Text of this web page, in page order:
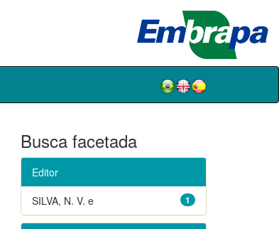
Busca facetada
Editor
1
SILVA, N. V. e